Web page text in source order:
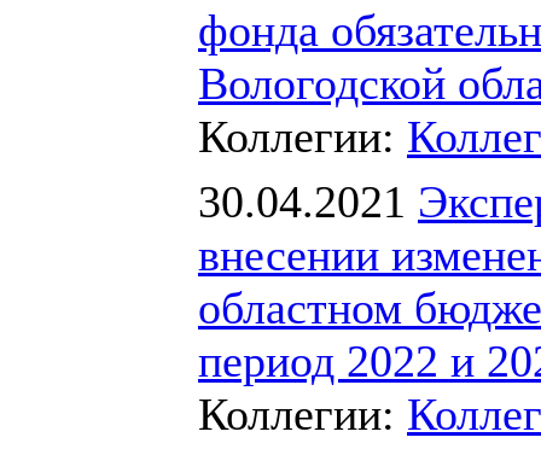
фонда
Вологодской
Коллегии:
30.04.2021
внесении
областном
период 2022 и
Коллегии: